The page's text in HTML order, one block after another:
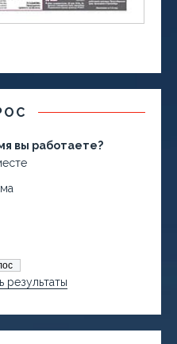
вы работаете?
результаты